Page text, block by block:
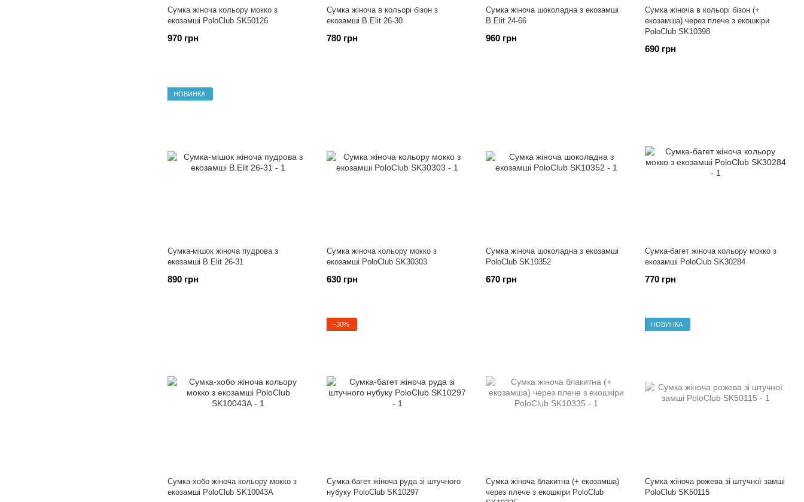
Сумка жіноча кольору мокко з
екозамші PoloClub SK50126
970 грн
Сумка жіноча в кольорі бізон з
екозамші B.Elit 26-30
780 грн
Сумка жіноча шоколадна з екозамші
B.Elit 24-66
960 грн
Сумка жіноча в кольорі бізон (+
екозамша) через плече з екошкіри
PoloClub SK10398
690 грн
НОВИНКА
Сумка-мішок жіноча пудрова з
екозамші B.Elit 26-31
890 грн
Сумка жіноча кольору мокко з
екозамші PoloClub SK30303
630 грн
Сумка жіноча шоколадна з екозамші
PoloClub SK10352
670 грн
Сумка-багет жіноча кольору мокко з
екозамші PoloClub SK30284
770 грн
Сумка-хобо жіноча кольору мокко з
екозамші PoloClub SK10043А
−30%
Сумка-багет жіноча руда зі штучного
нубуку PoloClub SK10297
Сумка жіноча блакитна (+ екозамша)
через плече з екошкіри PoloClub
НОВИНКА
Сумка жіноча рожева зі штучної замші
PoloClub SK50115